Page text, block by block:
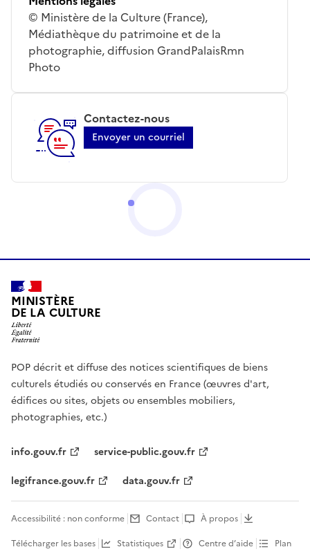
© Ministère de la Culture (France),
Médiathèque du patrimoine et de la
photographie, diffusion GrandPalaisRmn
Photo
Contactez-nous
Envoyer un courriel
MINISTÈRE
DE LA CULTURE
POP décrit et diffuse des notices scientifiques de biens
culturels étudiés ou conservés en France (œuvres d'art,
édifices ou sites, objets ou ensembles mobiliers,
photographies, etc.)
info.gouv.fr
service-public.gouv.fr
legifrance.gouv.fr
data.gouv.fr
Accessibilité : non conforme Contact
À propos
Télécharger les bases
Statistiques Centre d’aide Plan